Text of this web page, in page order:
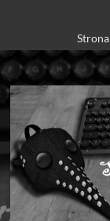
content